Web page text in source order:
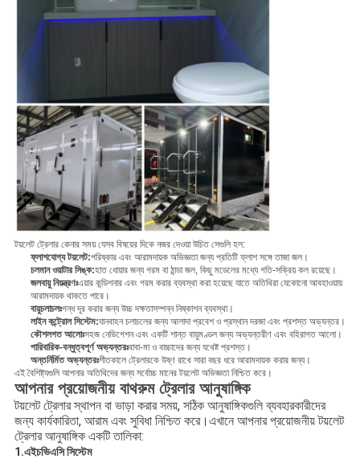
টয়লেট ট্রেলার কেনার সময় যেসব বিষয়ের দিকে নজর দেওয়া উচিত সেগুলি হল:
ফ্লাশযোগ্য টয়লেট:পরিষ্কার এবং আরামদায়ক অভিজ্ঞতা জন্য প্রতিটি ফ্লাশ সঙ্গে তাজা জল।
চলমান ওয়াটার সিঙ্ক:হাত ধোয়ার জন্য গরম বা ঠান্ডা জল, কিছু মডেলের মধ্যে গতি-সক্রিয় কল রয়েছে।
জলবায়ু নিয়ন্ত্রণঃএয়ার কন্ডিশনার এবং গরম করার ব্যবস্থা করা হয়েছে যাতে অতিথিরা যেকোনো আবহাওয়ায়
আরামদায়ক থাকতে পারে।
বায়ুচলাচলঃগন্ধ দূর করার জন্য উচ্চ দক্ষতাসম্পন্ন নিষ্কাশন ব্যবস্থা।
লাইন কন্ট্রোল সিস্টেম:যানবাহন চলাচলের জন্য আলাদা প্রবেশ ও প্রস্থান দরজা এবং প্রশস্ত অভ্যন্তর।
কৌশলগত আলোঃসহজ নেভিগেশন এবং একটি শান্ত বায়ুমণ্ডল জন্য অভ্যন্তরীণ এবং বহিরাগত আলো।
পারিবারিক-বন্ধুত্বপূর্ণ অভ্যন্তরঃবাবা-মা ও বাচ্চাদের জন্য যথেষ্ট প্রশস্ত।
অন্তর্নির্মিত অভ্যন্তরঃশীতকালে ট্রেলারকে উষ্ণ রাখে সারা বছর ধরে আরামদায়ক করার জন্য।
এই বৈশিষ্ট্যগুলি আপনার অতিথিদের জন্য সর্বোচ্চ মানের টয়লেট অভিজ্ঞতা নিশ্চিত করে।
আপনার প্রয়োজনীয় বাথরুম ট্রেলার আনুষাঙ্গিক
টয়লেট ট্রেলার স্থাপন বা ভাড়া করার সময়, সঠিক আনুষাঙ্গিকগুলি ব্যবহারকারীদের
জন্য কার্যকারিতা, আরাম এবং সুবিধা নিশ্চিত করে।এখানে আপনার প্রয়োজনীয় টয়লেট
ট্রেলার আনুষাঙ্গিক একটি তালিকা:
1.এইচভিএসি সিস্টেম